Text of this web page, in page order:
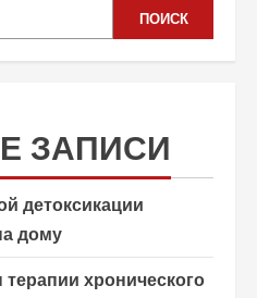
ПОИСК
ЗАПИСИ
детоксикации
дому
хронического